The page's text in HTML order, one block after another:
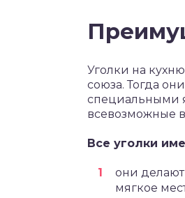
Уголки на
союза. Тогда
специальными
всевозможные
Все уголки
они
мягкое